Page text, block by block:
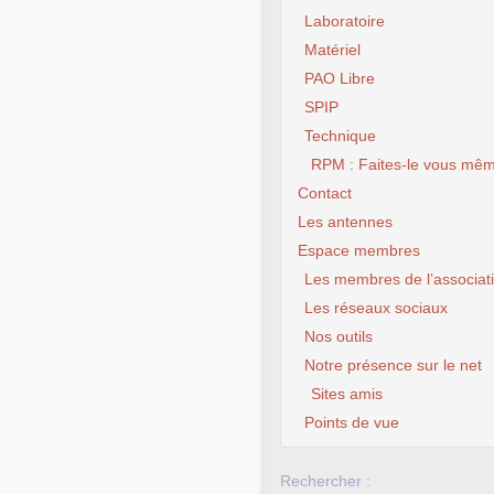
Laboratoire
Matériel
PAO Libre
SPIP
Technique
RPM : Faites-le vous
Contact
Les antennes
Espace membres
Les membres de
Les réseaux sociaux
Nos outils
Notre présence sur le net
Sites amis
Points de vue
Rechercher :